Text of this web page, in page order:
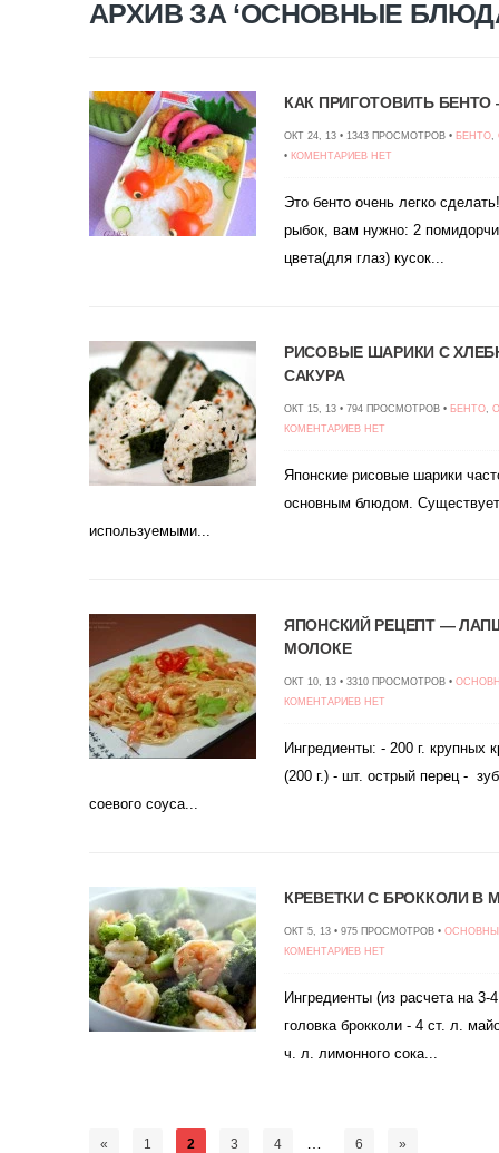
АРХИВ ЗА ‘ОСНОВНЫЕ
КАК ПРИГОТОВИТЬ
ОКТ 24, 13 • 1343 ПРОСМОТРОВ • БЕНТО,
• КОМЕНТАРИЕВ НЕТ
Это бенто очень легко
рыбок, вам нужно: 2
цвета(для глаз) кусок...
РИСОВЫЕ ШАРИКИ С
САКУРА
ОКТ 15, 13 • 794 ПРОСМОТРОВ • БЕНТО,
КОМЕНТАРИЕВ НЕТ
Японские рисовые шарики
основным блюдом. Существует
используемыми...
ЯПОНСКИЙ РЕЦЕПТ —
МОЛОКЕ
ОКТ 10, 13 • 3310 ПРОСМОТРОВ •
КОМЕНТАРИЕВ НЕТ
Ингредиенты: - 200 г. крупных
(200 г.) - шт. острый перец -
соевого соуса...
КРЕВЕТКИ С БРОККОЛИ В
ОКТ 5, 13 • 975 ПРОСМОТРОВ •
КОМЕНТАРИЕВ НЕТ
Ингредиенты (из расчета на
головка брокколи - 4 ст. л.
ч. л. лимонного сока...
« 1 2 3 4 6 »